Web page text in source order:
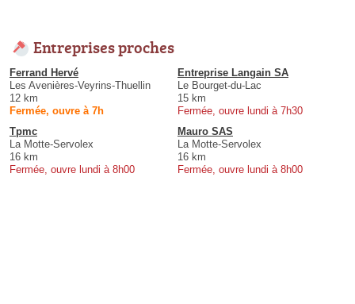
Entreprises proches
Ferrand Hervé
Les Avenières-Veyrins-Thuellin
12 km
Fermée, ouvre à 7h
Entreprise Langain SA
Le Bourget-du-Lac
15 km
Fermée, ouvre lundi à 7h30
Tpmc
La Motte-Servolex
16 km
Fermée, ouvre lundi à 8h00
Mauro SAS
La Motte-Servolex
16 km
Fermée, ouvre lundi à 8h00